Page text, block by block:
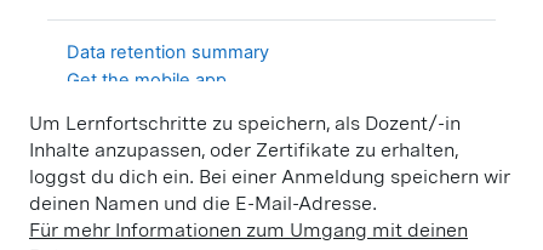
Um Lernfortschritte zu speichern, als Dozent/-in
Inhalte anzupassen, oder Zertifikate zu erhalten,
loggst du dich ein. Bei einer Anmeldung speichern wir
deinen Namen und die E-Mail-Adresse.
Für mehr Informationen zum Umgang mit deinen